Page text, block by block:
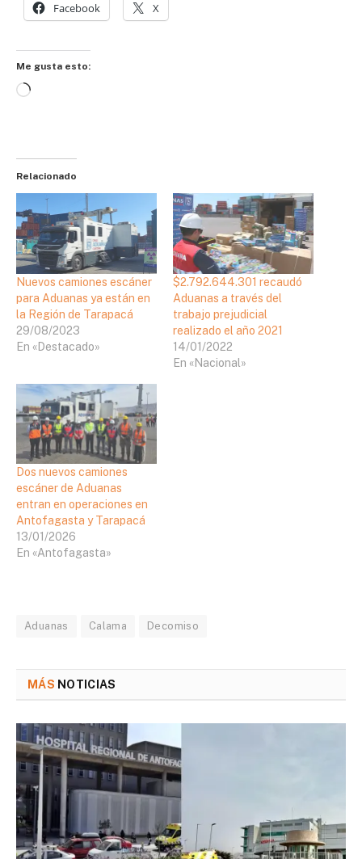
Facebook X
Me gusta esto:
Cargando...
Relacionado
Nuevos camiones escáner
para Aduanas ya están en
la Región de Tarapacá
29/08/2023
En «Destacado»
$2.792.644.301 recaudó
Aduanas a través del
trabajo prejudicial
realizado el año 2021
14/01/2022
En «Nacional»
Dos nuevos camiones
escáner de Aduanas
entran en operaciones en
Antofagasta y Tarapacá
13/01/2026
En «Antofagasta»
Aduanas Calama Decomiso
MÁS NOTICIAS